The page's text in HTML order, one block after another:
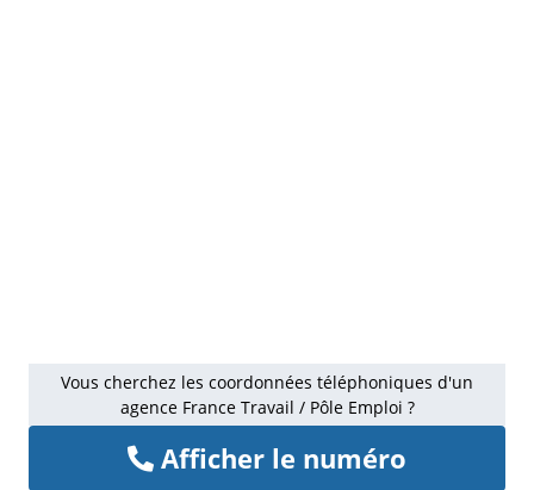
Vous cherchez les coordonnées téléphoniques d'un
agence France Travail / Pôle Emploi ?
Afficher le numéro